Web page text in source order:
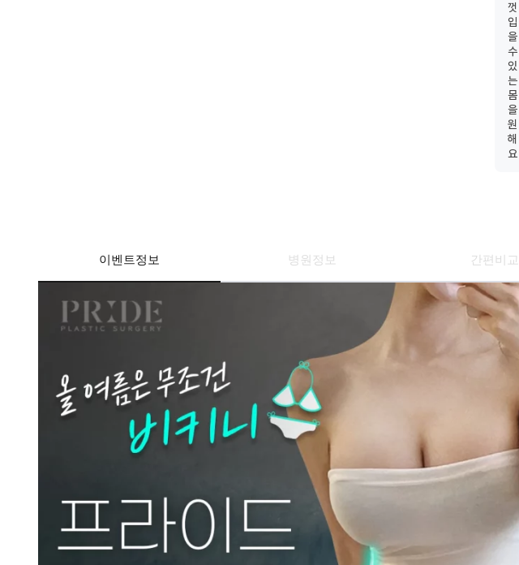
껏
입
을
수
있
는
몸
을
원
해
요
이벤트정보 병원정보 간편비교